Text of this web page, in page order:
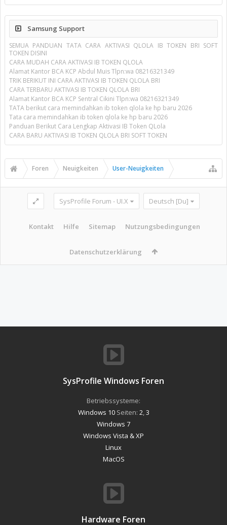
Samsung Support
SEMUA PANDUAN TATA CARA AKTIVASI QLOLA IB TOKEN BRI SOFT
TOKEN DISINI
CARA MUDAH CARA AKTIVASI IB TOKEN QLOLA
Alamat Kantor BCA KCP Abdul Muis Tlpn:wa 08216321349
TRIK BERIKUT INI CARA AKTIVASI IB TOKEN QLOLA BRI
CARA TERBARU AKTIVASI IB TOKEN QLOLA BRI
Alamat Kantor BCA KCP Sentral Cikini Tlpn:wa 08216321349
TATA berikut cara memindahkan ib token qlola ke hp baru 2026
Tata cara memindahkan ib token qlola ke hp baru 2026
Panduan Berikut Cara Lengkap Aktivasi IB Token QLola
CARA BARU AKTIVASI IB TOKEN QLOLA BRI SOFT TOKEN
Foren Neuigkeiten User-Neuigkeiten
SysProfile Forum - UI.X Deutsch [Du]
Kontakt Hilfe Sitemap Nutzungsbedingungen
Datenschutzerklärung
SysProfile Windows Foren
Betriebssysteme:
Windows 10Seiten: 2 3
Windows 7
Windows Vista & XP
Linux
MacOS
Hardware Foren